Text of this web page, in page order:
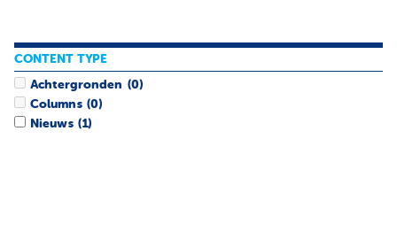
CONTENT TYPE
Achtergronden (0)
Columns (0)
Nieuws (1)